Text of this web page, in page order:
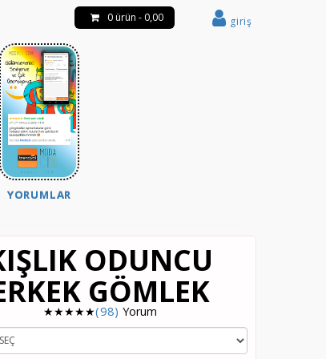
giriş
0 ürün - 0,00
YORUMLAR
ODUNCU
GÖMLEK
★★★★★(98) Yorum